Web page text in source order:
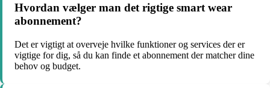
Hvordan vælger man det rigtige smart wear
abonnement?
Det er vigtigt at overveje hvilke funktioner og services der er
vigtige for dig, så du kan finde et abonnement der matcher dine
behov og budget.